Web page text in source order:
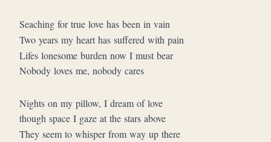
Seaching for true love has been in vain
Two years my heart has suffered with pain
Lifes lonesome burden now I must bear
Nobody loves me, nobody cares
Nights on my pillow, I dream of love
though space I gaze at the stars above
They seem to whisper from way up there